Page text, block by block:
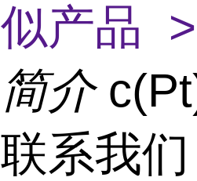
似产品 >
简介
联系我们